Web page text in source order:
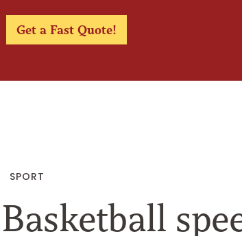
Get a Fast Quote!
SPORT
Basketball